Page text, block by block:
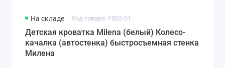
На складе Код товара: F002-01
Детская кроватка Milena (белый) Колесо-
качалка (автостенка) быстросъемная стенка
Милена